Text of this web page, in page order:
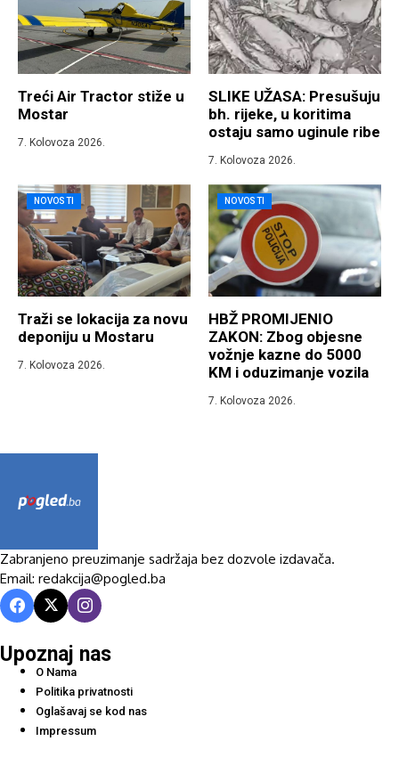
Treći Air Tractor stiže u
Mostar
7. Kolovoza 2026.
SLIKE UŽASA: Presušuju
bh. rijeke, u koritima
ostaju samo uginule ribe
7. Kolovoza 2026.
NOVOSTI
Traži se lokacija za novu
deponiju u Mostaru
7. Kolovoza 2026.
NOVOSTI
HBŽ PROMIJENIO
ZAKON: Zbog objesne
vožnje kazne do 5000
KM i oduzimanje vozila
7. Kolovoza 2026.
Zabranjeno preuzimanje sadržaja bez dozvole izdavača.
Email: redakcija@pogled.ba
Upoznaj nas
O Nama
Politika privatnosti
Oglašavaj se kod nas
Impressum